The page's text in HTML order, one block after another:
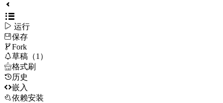
 运行
保存
Fork
草稿（1）
格式刷
历史
嵌入
依赖安装